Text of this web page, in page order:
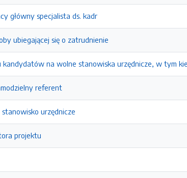
główny specjalista ds. kadr
ubiegającej się o zatrudnienie
kandydatów na wolne stanowiska urzędnicze, w tym
referent
urzędnicze
projektu